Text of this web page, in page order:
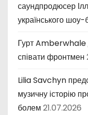
саундпродюсер
українського шоу-
Гурт Amberwhale
співати фронтмен
Lilia Savchyn
музичну історію
болем 21.07.2026